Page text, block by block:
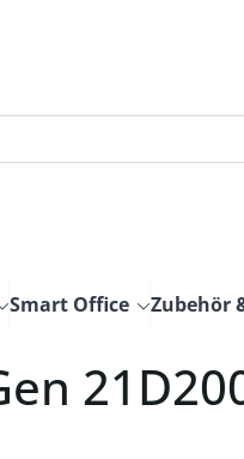
Smart Office Zubehör